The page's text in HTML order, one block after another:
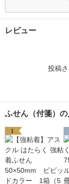
レビュー
投稿
ふせん（付箋）
1